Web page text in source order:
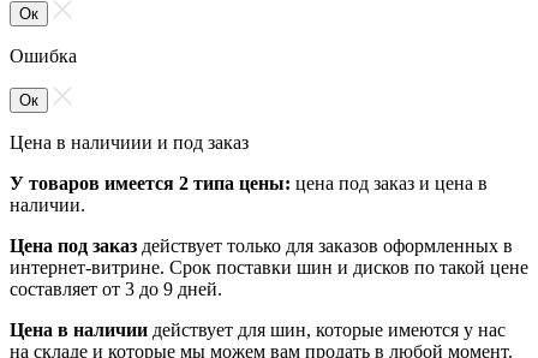
Ок
Ошибка
Ок
Цена в наличиии и под заказ
У товаров имеется 2 типа цены: цена под заказ и цена в
наличии.
Цена под заказ действует только для заказов оформленных в
интернет-витрине. Срок поставки шин и дисков по такой цене
составляет от 3 до 9 дней.
Цена в наличии действует для шин, которые имеются у нас
на складе и которые мы можем вам продать в любой момент.